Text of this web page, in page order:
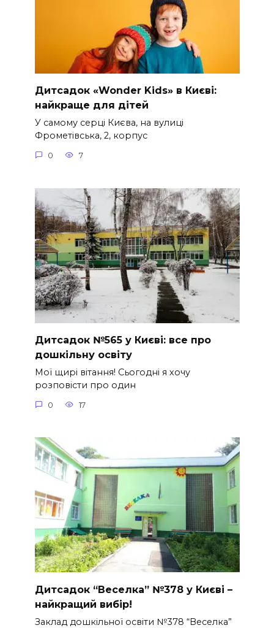
Дитсадок «Wonder Kids» в Києві:
найкраще для дітей
У самому серці Києва, на вулиці
Фрометівська, 2, корпус
0 7
Дитсадок №565 у Києві: все про
дошкільну освіту
Мої щирі вітання! Сьогодні я хочу
розповісти про один
0 17
Дитсадок “Веселка” №378 у Києві –
найкращий вибір!
Заклад дошкільної освіти №378 “Веселка”